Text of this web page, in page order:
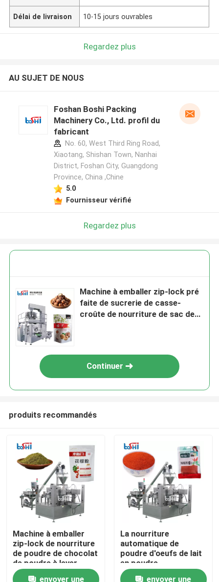
Accueil
A propos de nous
Contacts
Délai de livraison 10-15 jours ouvrables
Regardez plus
AU SUJET DE NOUS
Foshan Boshi Packing
Machinery Co., Ltd. profil du
fabricant
No. 60, West Third Ring Road,
Xiaotang, Shishan Town, Nanhai
District, Foshan City, Guangdong
Province, China ,Chine
5.0
Fournisseur vérifié
Regardez plus
Machine à emballer zip-lock pré
faite de sucrerie de casse-
croûte de nourriture de sac de
Continuer
produits recommandés
Machine à emballer
zip-lock de nourriture
de poudre de chocolat
de poudre à lever
automatique de
envoyer une
La nourriture
automatique de
poudre d'oeufs de lait
en poudre
saupoudrent le
envoyer une